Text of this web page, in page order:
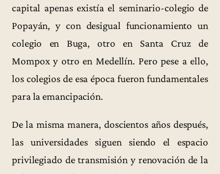
capital apenas existía el seminario-colegio de
Popayán, y con desigual funcionamiento un
colegio en Buga, otro en Santa Cruz de
Mompox y otro en Medellín. Pero pese a ello,
los colegios de esa época fueron fundamentales
para la emancipación.
De la misma manera, doscientos años después,
las universidades siguen siendo el espacio
privilegiado de transmisión y renovación de la